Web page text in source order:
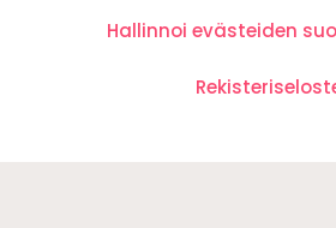
Hallinnoi evästeiden